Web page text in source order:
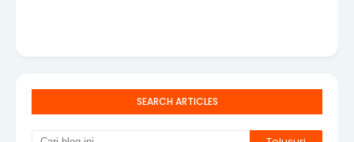
SEARCH ARTICLES